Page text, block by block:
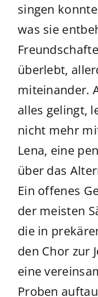
singen
was sie
überlebt,
miteinander.
alles gelingt,
nicht mehr
Lena, eine
über das
Ein offenes
der meisten
die in
den Chor zur
eine
Proben